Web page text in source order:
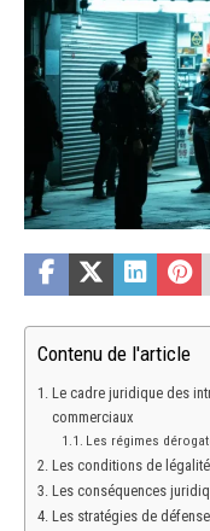
Contenu de l'article
Le cadre juridique des
commerciaux
Les régimes
Les conditions de
Les conséquences
Les stratégies de